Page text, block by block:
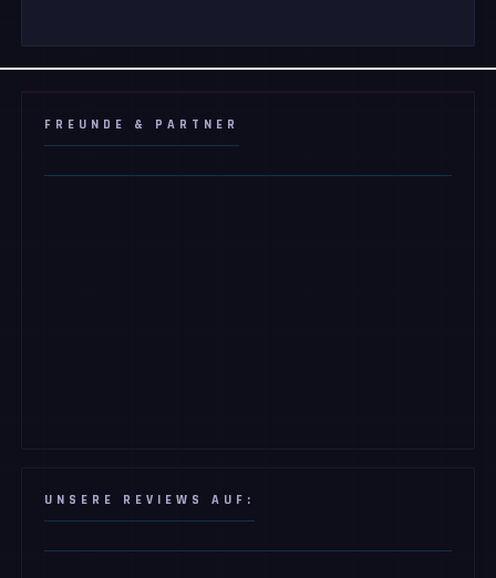
FREUNDE & PARTNER
UNSERE REVIEWS AUF: